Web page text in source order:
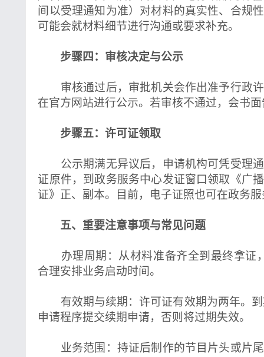
间以受理通知为准）对材料的真实性、合规
可能会就材料细节进行沟通或要求补充。
步骤四：审核决定与公示
审核通过后，审批机关会作出准予行政许
在官方网站进行公示。若审核不通过，会书
步骤五：许可证领取
公示期满无异议后，申请机构可凭受理通
证原件，到政务服务中心发证窗口领取《广
证》正、副本。目前，电子证照也可在政务
五、重要注意事项与常见问题
办理周期：从材料准备齐全到最终拿证
合理安排业务启动时间。
有效期与续期：许可证有效期为两年。到
申请程序提交续期申请，否则将过期失效。
业务范围：持证后制作的节目片头或片尾